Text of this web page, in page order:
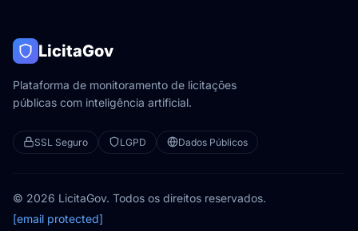
LicitaGov
Plataforma de monitoramento de licitações
públicas com inteligência artificial.
SSL Seguro LGPD Dados Públicos
© 2026 LicitaGov. Todos os direitos reservados.
[email protected]